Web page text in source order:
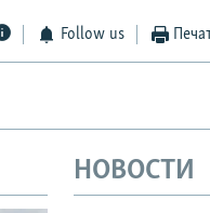
Follow us
НОВОСТИ